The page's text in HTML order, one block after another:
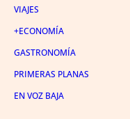
VIAJES
+ECONOMÍA
GASTRONOMÍA
PRIMERAS PLANAS
EN VOZ BAJA